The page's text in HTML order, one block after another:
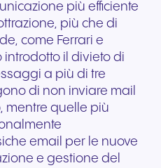
più efficiente
più che di
come Ferrari e
il divieto di
a più di tre
di non inviare mail
mentre quelle più
email per le nuove
e gestione del